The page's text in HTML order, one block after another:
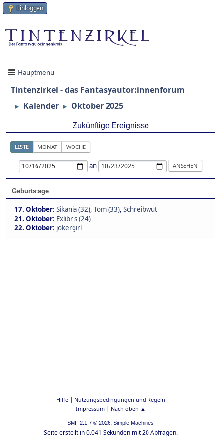
Einloggen
Hauptmenü
Tintenzirkel - das Fantasyautor:innenforum
► Kalender ► Oktober 2025
Zukünftige Ereignisse
LISTE MONAT WOCHE
an
Geburtstage
17. Oktober: Sikania (32), Tom (33), Schreibwut
21. Oktober: Exlibris (24)
22. Oktober: jokergirl
Hilfe| Nutzungsbedingungen und Regeln
Impressum| Nach oben ▲
SMF 2.1.7 © 2026, Simple Machines
Seite erstellt in 0.041 Sekunden mit 20 Abfragen.